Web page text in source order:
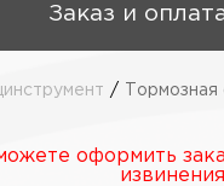
Заказ и
/ Тормозная
оформить